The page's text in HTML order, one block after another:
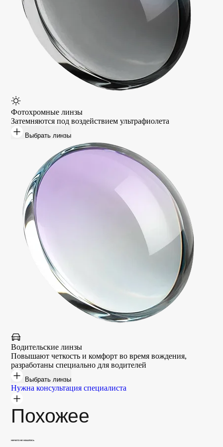
Фотохромные линзы
Затемняются под воздействием ультрафиолета
Выбрать линзы
Водительские линзы
Повышают четкость и комфорт во время вождения,
разработаны специально для водителей
Выбрать линзы
Нужна консультация специалиста
Похожее
ничего не нашлось